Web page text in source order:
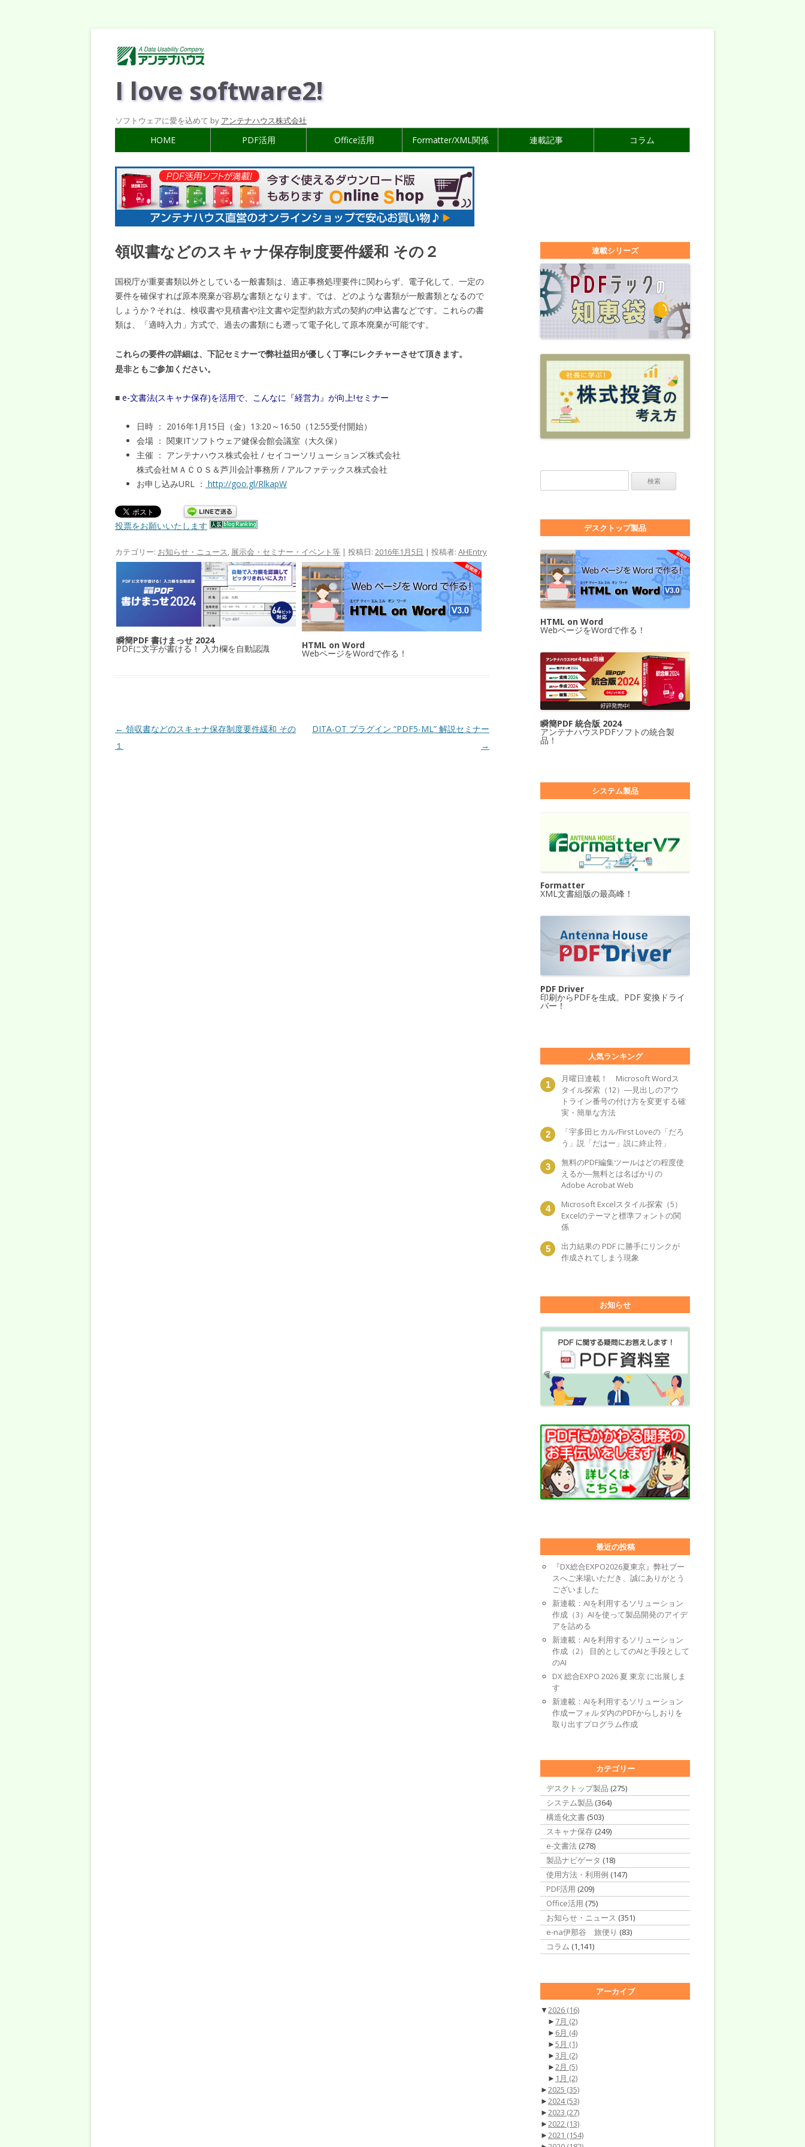
I love software2!
ソフトウェアに愛を込めて by アンテナハウス株式会社
HOME PDF活用 Office活用 Formatter/XML関係 連載記事 コラム
領収書などのスキャナ保存制度要件緩和 その２
国税庁が重要書類以外としている一般書類は、適正事務処理要件に関わらず、電子化して、一定の
要件を確保すれば原本廃棄が容易な書類となります。では、どのような書類が一般書類となるので
しょうか？それは、検収書や見積書や注文書や定型約款方式の契約の申込書などです。これらの書
類は、「適時入力」方式で、過去の書類にも遡って電子化して原本廃棄が可能です。
これらの要件の詳細は、下記セミナーで弊社益田が優しく丁寧にレクチャーさせて頂きます。
是非ともご参加ください。
■ e-文書法(スキャナ保存)を活用で、こんなに『経営力』が向上!セミナー
日時 ： 2016年1月15日（金）13:20～16:50（12:55受付開始）
会場 ： 関東ITソフトウェア健保会館会議室（大久保）
主催 ： アンテナハウス株式会社 / セイコーソリューションズ株式会社
株式会社ＭＡＣＯＳ＆芦川会計事務所 / アルファテックス株式会社
お申し込みURL ： http://goo.gl/RlkapW
投票をお願いいたします
カテゴリー: お知らせ・ニュース, 展示会・セミナー・イベント等 | 投稿日: 2016年1月5日 | 投稿者: AHEntry
瞬簡PDF 書けまっせ 2024
PDFに文字が書ける！ 入力欄を自動認識 HTML on Word
WebページをWordで作る！
投稿ナビゲーション
← 領収書などのスキャナ保存制度要件緩和 その
１
DITA-OT プラグイン “PDF5-ML” 解説セミナー
→
連載シリーズ
デスクトップ製品
HTML on Word
WebページをWordで作る！
瞬簡PDF 統合版 2024
アンテナハウスPDFソフトの統合製
品！
システム製品
Formatter
XML文書組版の最高峰！
PDF Driver
印刷からPDFを生成。PDF 変換ドライ
バー！
人気ランキング
月曜日連載！ Microsoft Wordス
タイル探索（12）―見出しのアウ
トライン番号の付け方を変更する確
実・簡単な方法
「宇多田ヒカル/First Loveの「だろ
う」説「だはー」説に終止符」
無料のPDF編集ツールはどの程度使
えるか―無料とは名ばかりの
Adobe Acrobat Web
Microsoft Excelスタイル探索（5）
Excelのテーマと標準フォントの関
係
出力結果の PDF に勝手にリンクが
作成されてしまう現象
お知らせ
最近の投稿
『DX総合EXPO2026夏東京』弊社ブー
スへご来場いただき、誠にありがとう
ございました
新連載：AIを利用するソリューション
作成（3）AIを使って製品開発のアイデ
アを詰める
新連載：AIを利用するソリューション
作成（2） 目的としてのAIと手段として
のAI
DX 総合EXPO 2026 夏 東京 に出展しま
す
新連載：AIを利用するソリューション
作成ーフォルダ内のPDFからしおりを
取り出すプログラム作成
カテゴリー
デスクトップ製品 (275)
システム製品 (364)
構造化文書 (503)
スキャナ保存 (249)
e-文書法 (278)
製品ナビゲータ (18)
使用方法・利用例 (147)
PDF活用 (209)
Office活用 (75)
お知らせ・ニュース (351)
e-na伊那谷 旅便り (83)
コラム (1,141)
アーカイブ
▼2026 (16)
► 7月 (2)
► 6月 (4)
►5月 (1)
►3月 (2)
►2月 (5)
► 1月 (2)
►2025 (35)
►2024(53)
►2023 (27)
►2022 (13)
►2021 (154)